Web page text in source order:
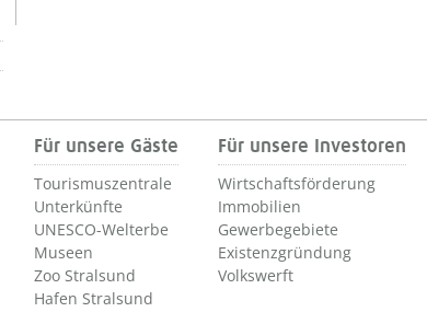
Für unsere Gäste
Tourismuszentrale
Unterkünfte
UNESCO-Welterbe
Museen
Zoo Stralsund
Hafen Stralsund
Für unsere Investoren
Wirtschaftsförderung
Immobilien
Gewerbegebiete
Existenzgründung
Volkswerft